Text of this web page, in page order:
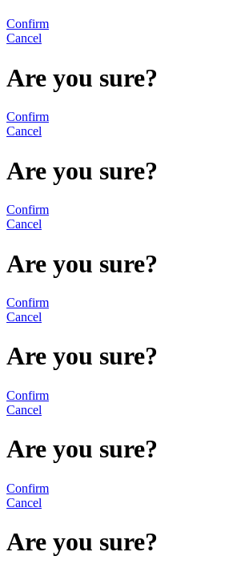
Confirm
Cancel
Are you sure?
Confirm
Cancel
Are you sure?
Confirm
Cancel
Are you sure?
Confirm
Cancel
Are you sure?
Confirm
Cancel
Are you sure?
Confirm
Cancel
Are you sure?